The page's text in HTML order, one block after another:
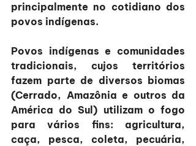
principalmente no cotidiano dos
povos indígenas.
Povos indígenas e comunidades
tradicionais, cujos territórios
fazem parte de diversos biomas
(Cerrado, Amazônia e outros da
América do Sul) utilizam o fogo
para vários fins: agricultura,
caça, pesca, coleta, pecuária,